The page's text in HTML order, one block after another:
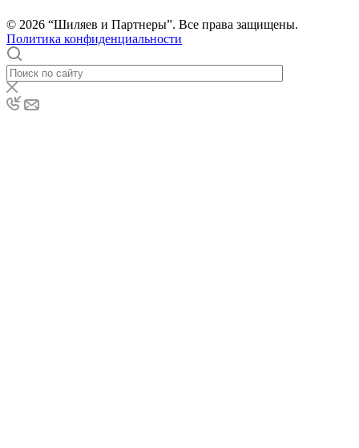
© 2026 “Шиляев и Партнеры”. Все права защищены.
Политика конфиденциальности